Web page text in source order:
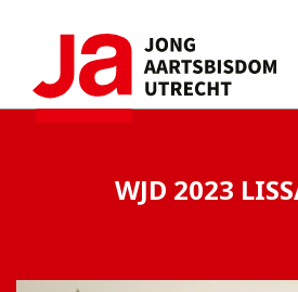
WJD 2023